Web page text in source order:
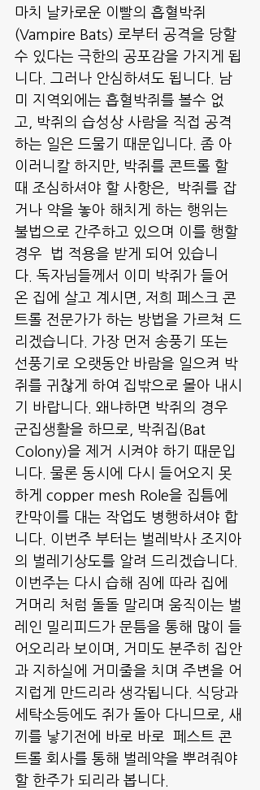
마치 날카로운 이빨의 흡혈박쥐
(Vampire Bats) 로부터 공격을 당할
수 있다는 극한의 공포감을 가지게 됩
니다. 그러나 안심하셔도 됩니다. 남
미 지역외에는 흡혈박쥐를 볼수 없
고, 박쥐의 습성상 사람을 직접 공격
하는 일은 드물기 때문입니다. 좀 아
이러니칼 하지만, 박쥐를 콘트롤 할
때 조심하셔야 할 사항은,  박쥐를 잡
거나 약을 놓아 해치게 하는 행위는
불법으로 간주하고 있으며 이를 행할
경우  법 적용을 받게 되어 있습니
다. 독자님들께서 이미 박쥐가 들어
온 집에 살고 계시면, 저희 페스크 콘
트롤 전문가가 하는 방법을 가르쳐 드
리겠습니다. 가장 먼저 송풍기 또는
선풍기로 오랫동안 바람을 일으켜 박
쥐를 귀찮게 하여 집밖으로 몰아 내시
기 바랍니다. 왜냐하면 박쥐의 경우
군집생활을 하므로, 박쥐집(Bat
Colony)을 제거 시켜야 하기 때문입
니다. 물론 동시에 다시 들어오지 못
하게 copper mesh Role을 집틈에
칸막이를 대는 작업도 병행하셔야 합
니다. 이번주 부터는 벌레박사 조지아
의 벌레기상도를 알려 드리겠습니다.
이번주는 다시 습해 짐에 따라 집에
거머리 처럼 돌돌 말리며 움직이는 벌
레인 밀리피드가 문틈을 통해 많이 들
어오리라 보이며, 거미도 분주히 집안
과 지하실에 거미줄을 치며 주변을 어
지럽게 만드리라 생각됩니다. 식당과
세탁소등에도 쥐가 돌아 다니므로, 새
끼를 낳기전에 바로 바로  페스트 콘
트롤 회사를 통해 벌레약을 뿌려줘야
할 한주가 되리라 봅니다.